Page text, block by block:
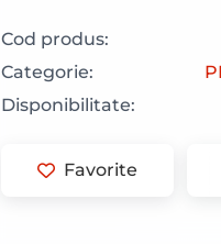
Cod produs:
Categorie:
Disponibilitate:
Favorite